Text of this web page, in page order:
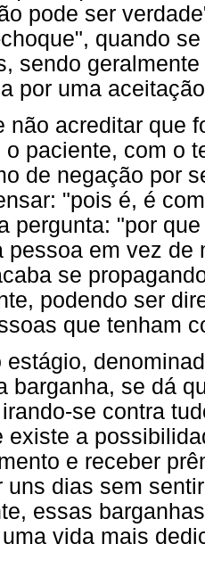
pode ser
quando
sendo
por uma
não acreditar que
o paciente, com o
de negação por
"pois é, é
pergunta: "por
pessoa em vez
se
podendo ser
que tenham
estágio,
barganha, se dá
se contra
existe a
e receber
uns dias sem
essas
vida mais